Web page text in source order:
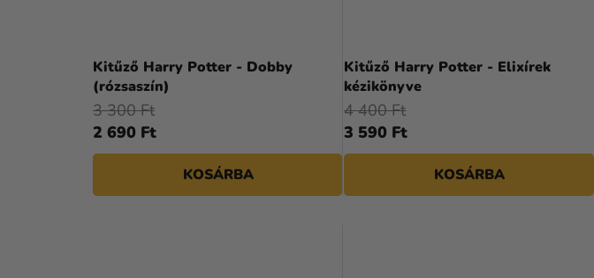
Kitűző Harry Potter - Dobby
(rózsaszín)
2 690 Ft
3 300 Ft
KOSÁRBA
Kitűző Harry Potter - Elixírek
kézikönyve
3 590 Ft
4 400 Ft
KOSÁRBA